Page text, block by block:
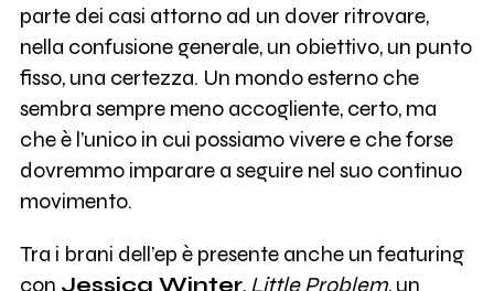
parte dei casi attorno ad un dover ritrovare,
nella confusione generale, un obiettivo, un punto
fisso, una certezza. Un mondo esterno che
sembra sempre meno accogliente, certo, ma
che è l’unico in cui possiamo vivere e che forse
dovremmo imparare a seguire nel suo continuo
movimento.
Tra i brani dell’ep è presente anche un featuring
con Jessica Winter, Little Problem, un